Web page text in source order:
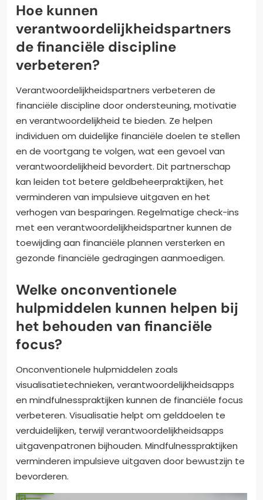
Hoe kunnen
verantwoordelijkheidspartners
de financiële discipline
verbeteren?
Verantwoordelijkheidspartners verbeteren de
financiële discipline door ondersteuning, motivatie
en verantwoordelijkheid te bieden. Ze helpen
individuen om duidelijke financiële doelen te stellen
en de voortgang te volgen, wat een gevoel van
verantwoordelijkheid bevordert. Dit partnerschap
kan leiden tot betere geldbeheerpraktijken, het
verminderen van impulsieve uitgaven en het
verhogen van besparingen. Regelmatige check-ins
met een verantwoordelijkheidspartner kunnen de
toewijding aan financiële plannen versterken en
gezonde financiële gedragingen aanmoedigen.
Welke onconventionele
hulpmiddelen kunnen helpen bij
het behouden van financiële
focus?
Onconventionele hulpmiddelen zoals
visualisatietechnieken, verantwoordelijkheidsapps
en mindfulnesspraktijken kunnen de financiële focus
verbeteren. Visualisatie helpt om gelddoelen te
verduidelijken, terwijl verantwoordelijkheidsapps
uitgavenpatronen bijhouden. Mindfulnesspraktijken
verminderen impulsieve uitgaven door bewustzijn te
bevorderen.